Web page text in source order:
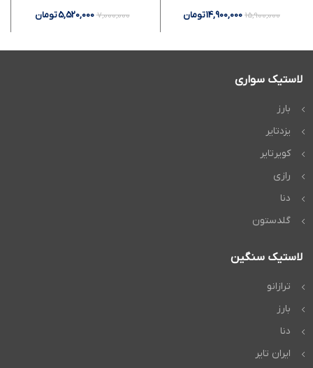
15,900,000
14,900,000تومان 7,000,000
5,520,000تومان
لاستیک سواری
بارز
یزدتایر
کویرتایر
رازی
دنا
گلدستون
لاستیک سنگین
ترازانو
بارز
دنا
ایران تایر